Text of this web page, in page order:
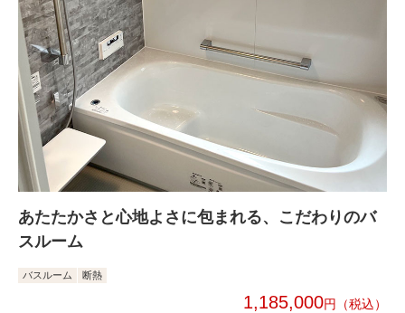
あたたかさと心地よさに包まれる、こだわりのバ
スルーム
バスルーム 断熱
1,185,000円